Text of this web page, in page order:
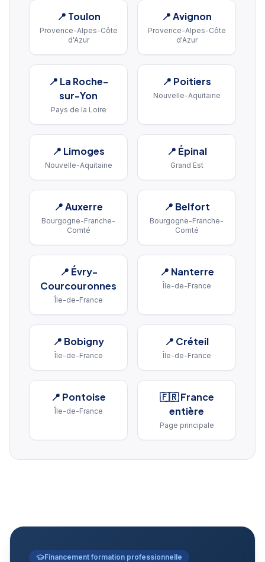
📍 Toulon
Provence-Alpes-Côte
d'Azur
📍Avignon
Provence-Alpes-Côte
d'Azur
📍 La Roche-
sur-Yon
Pays de la Loire
📍 Poitiers
Nouvelle-Aquitaine
📍 Limoges
Nouvelle-Aquitaine
📍 Épinal
Grand Est
📍Auxerre
Bourgogne-Franche-
Comté
📍 Belfort
Bourgogne-Franche-
Comté
📍 Évry-
Courcouronnes
Île-de-France
📍 Nanterre
Île-de-France
📍 Bobigny
Île-de-France
📍 Créteil
Île-de-France
📍 Pontoise
Île-de-France
🇫🇷 France
entière
Page principale
Financement formation professionnelle